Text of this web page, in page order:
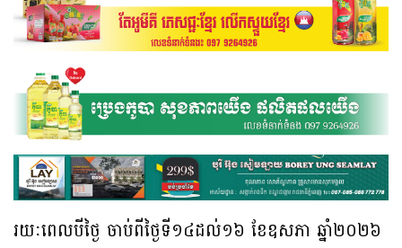
រយៈពេលបីថ្ងៃ ចាប់ពីថ្ងៃទី១៤ដល់១៦ ខែឧសភា ឆ្នាំ២០២៦